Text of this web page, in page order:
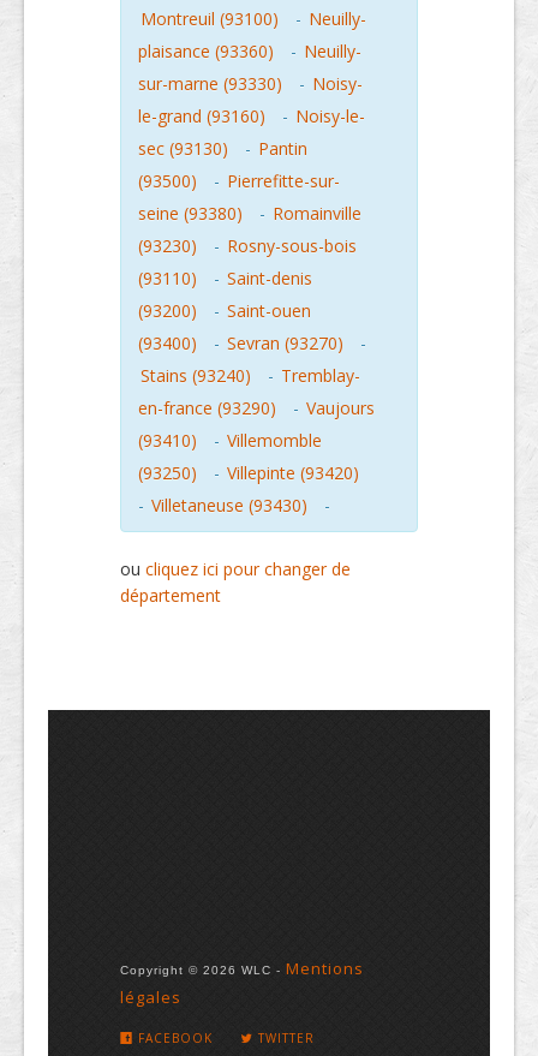
Montreuil (93100)
- Neuilly-
plaisance (93360)
- Neuilly-
sur-marne (93330)
- Noisy-
le-grand (93160)
- Noisy-le-
sec (93130)
- Pantin
(93500)
- Pierrefitte-sur-
seine (93380)
- Romainville
(93230)
- Rosny-sous-bois
(93110)
- Saint-denis
(93200)
- Saint-ouen
(93400)
- Sevran (93270)
-
Stains (93240)
- Tremblay-
en-france (93290)
- Vaujours
(93410)
- Villemomble
(93250)
- Villepinte (93420)
- Villetaneuse (93430) -
ou cliquez ici pour changer de
département
Copyright © 2026 WLC - Mentions
légales
FACEBOOK TWITTER